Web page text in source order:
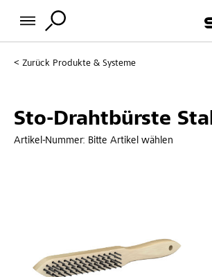
Zurück Produkte & Systeme
Sto-Drahtbürste
Artikel-Nummer: Bitte Artikel wählen